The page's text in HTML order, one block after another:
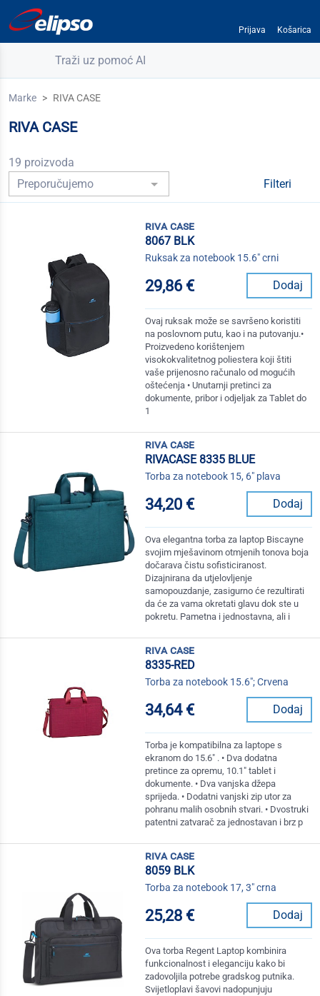
Prijava Košarica
Traži uz pomoć AI
Marke RIVA CASE
RIVA CASE
19 proizvoda
Filteri
riva case
8067 BLK
Ruksak za notebook 15.6" crni
29,86 € Dodaj
Ovaj ruksak može se savršeno koristiti
na poslovnom putu, kao i na putovanju.•
Proizvedeno korištenjem
visokokvalitetnog poliestera koji štiti
vaše prijenosno računalo od mogućih
oštećenja • Unutarnji pretinci za
dokumente, pribor i odjeljak za Tablet do
1
riva case
RIVACASE 8335 BLUE
Torba za notebook 15, 6" plava
34,20 € Dodaj
Ova elegantna torba za laptop Biscayne
svojim mješavinom otmjenih tonova boja
dočarava čistu sofisticiranost.
Dizajnirana da utjelovljenje
samopouzdanje, zasigurno će rezultirati
da će za vama okretati glavu dok ste u
pokretu. Pametna i jednostavna, ali i
riva case
8335-RED
Torba za notebook 15.6"; Crvena
34,64 € Dodaj
Torba je kompatibilna za laptope s
ekranom do 15.6" . • Dva dodatna
pretince za opremu, 10.1" tablet i
dokumente. • Dva vanjska džepa
sprijeda. • Dodatni vanjski zip utor za
pohranu malih osobnih stvari. • Dvostruki
patentni zatvarač za jednostavan i brz p
riva case
8059 BLK
Torba za notebook 17, 3" crna
25,28 € Dodaj
Ova torba Regent Laptop kombinira
funkcionalnost i eleganciju kako bi
zadovoljila potrebe gradskog putnika.
Svijetloplavi šavovi nadopunjuju